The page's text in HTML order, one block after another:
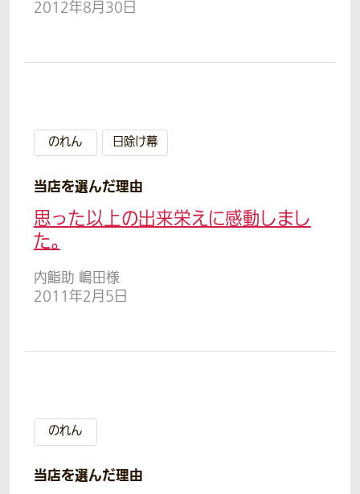
2012年8月30日
のれん 日除け幕
当店を選んだ理由
思った以上の出来栄えに感動しまし
た。
内鮨助 嶋田様
2011年2月5日
のれん
当店を選んだ理由